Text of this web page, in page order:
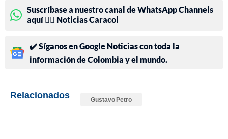
Suscríbase a nuestro canal de WhatsApp Channels
aquí 👉🏻 Noticias Caracol
✔️ Síganos en Google Noticias con toda la
información de Colombia y el mundo.
Relacionados Gustavo Petro